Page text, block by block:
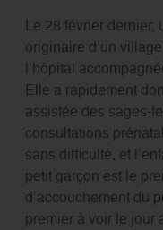
Le 28 février dernier,
originaire d’un
l’hôpital
Elle a rapidement
assistée des sages-
consultations
sans difficulté, et
petit garçon est le
d’accouchement du
premier à voir le jour